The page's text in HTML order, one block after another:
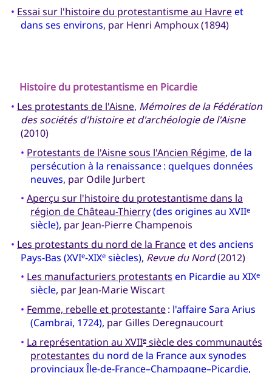
• Essai sur l'histoire du protestantisme au Havreet
dans ses environs, par Henri Amphoux (1894)
Histoire du protestantisme en Picardie
• Les protestants de l'Aisne, Mémoires de la Fédération
des sociétés d'histoire et d'archéologie de l'Aisne
(2010)
• Protestants de l'Aisne sous l'Ancien Régime, de la
persécution à la renaissance : quelques données
neuves, par Odile Jurbert
• Aperçu sur l'histoire du protestantisme dans la
région de Château-Thierry(des origines au XVIIe
siècle), par Jean-Pierre Champenois
• Les protestants du nord de la Franceet des anciens
Pays-Bas (XVIe-XIXesiècles), Revue du Nord(2012)
• Les manufacturiers protestants en Picardie au XIXe
siècle, par Jean-Marie Wiscart
• Femme, rebelle et protestante: l'affaire Sara Arius
(Cambrai, 1724), par Gilles Deregnaucourt
• La représentation au XVIIesiècle des communautés
protestantes du nord de la France aux synodes
provinciaux Île-de-France–Champagne–Picardie,